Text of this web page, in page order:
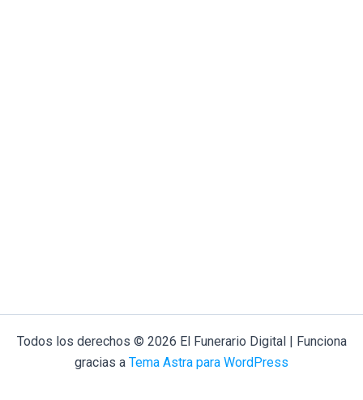
Todos los derechos © 2026 El Funerario Digital | Funciona
gracias a Tema Astra para WordPress